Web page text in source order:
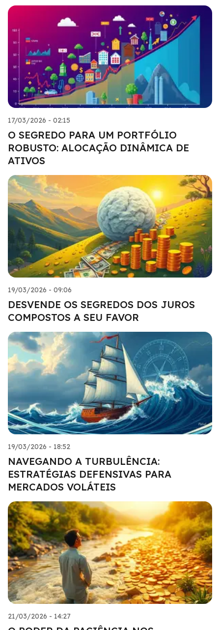
17/03/2026 - 02:15
O SEGREDO PARA UM PORTFÓLIO
ROBUSTO: ALOCAÇÃO DINÂMICA DE
ATIVOS
19/03/2026 - 09:06
DESVENDE OS SEGREDOS DOS JUROS
COMPOSTOS A SEU FAVOR
19/03/2026 - 18:52
NAVEGANDO A TURBULÊNCIA:
ESTRATÉGIAS DEFENSIVAS PARA
MERCADOS VOLÁTEIS
21/03/2026 - 14:27